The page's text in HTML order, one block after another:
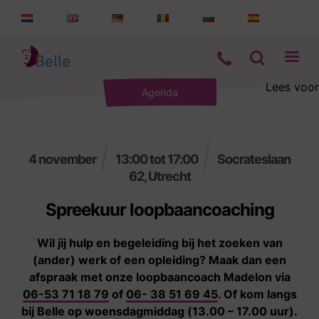
Lees voor
Agenda
4 november 13:00 tot 17:00
Socrateslaan
62, Utrecht
Spreekuur loopbaancoaching
Wil jij hulp en begeleiding bij het zoeken van
(ander) werk of een opleiding? Maak dan een
afspraak met onze loopbaancoach Madelon via
06-53 71 18 79 of 06- 38 51 69 45. Of kom langs
bij Belle op woensdagmiddag (13.00 – 17.00 uur).